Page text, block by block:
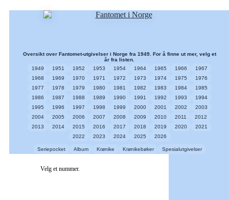
Oversikt over Fantomet-utgivelser i Norge fra 1949. For å finne ut mer, velg et
år fra listen.
1949
1951 1952 1953 1954 1964 1965 1966
1967
1968
1969 1970 1971 1972 1973 1974 1975
1976
1977
1978 1979 1980 1981 1982 1983 1984
1985
1986
1987 1988 1989 1990 1991 1992 1993
1994
1995
1996 1997 1998 1999 2000 2001 2002
2003
2004
2005 2006 2007 2008 2009 2010 2011
2012
2013
2014 2015 2016 2017 2018 2019 2020
2021
2022
2023 2024 2025 2026
Seriepocket Album Krønike Krønikebøker Spesialutgivelser
Velg et nummer.